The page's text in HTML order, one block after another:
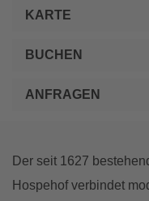
KARTE
BUCHEN
ANFRAGEN
Der seit 1627
Hospehof verbindet